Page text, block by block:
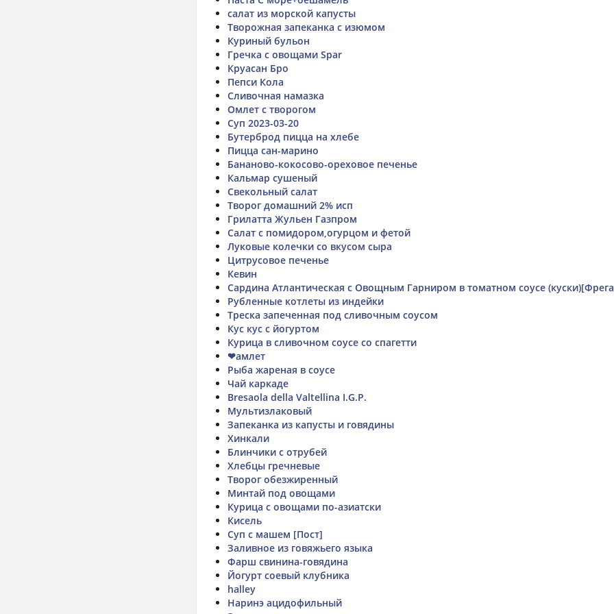
салат из морской капусты
Творожная запеканка с изюмом
Куриный бульон
Гречка с овощами Spar
Круасан Бро
Пепси Кола
Сливочная намазка
Омлет с творогом
Суп 2023-03-20
Бутерброд пицца на хлебе
Пицца сан-марино
Бананово-кокосово-ореховое печенье
Кальмар сушеный
Свекольный салат
Творог домашний 2% исп
Грилатта Жульен Газпром
Салат с помидором,огурцом и фетой
Луковые колечки со вкусом сыра
Цитрусовое печенье
Кевин
Сардина Атлантическая с Овощным Гарниром в томатном соусе
Рубленные котлеты из индейки
Треска запеченная под сливочным соусом
Кус кус с йогуртом
Курица в сливочном соусе со спагетти
❤амлет
Рыба жареная в соусе
Чай каркаде
Bresaola della Valtellina I.G.P.
Мультизлаковый
Запеканка из капусты и говядины
Хинкали
Блинчики с отрубей
Хлебцы гречневые
Творог обезжиренный
Минтай под овощами
Курица с овощами по-азиатски
Кисель
Суп с машем [Пост]
Заливное из говяжьего языка
Фарш свинина-говядина
Йогурт соевый клубника
halley
Наринэ ацидофильный